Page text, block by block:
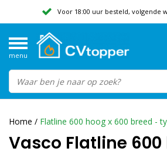
Voor 18:00 uur besteld, volgende
Beoordeeld met een
menu
Home / Flatline 600 hoog x 600 breed -
Vasco Flatline 600